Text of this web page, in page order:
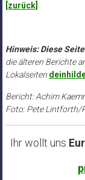
[zurück]
Hinweis: Diese
die älteren Berichte
Lokalseiten
Bericht: Achim
Foto: Pete Lintforth/
Ihr wollt uns